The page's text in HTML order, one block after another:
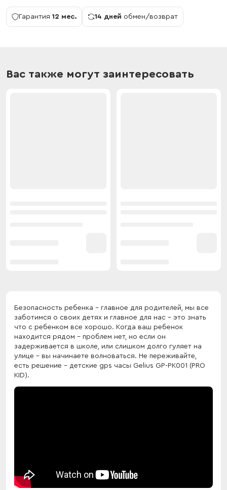
Гарантия 12 мес. 14 дней обмен/возврат
Вас также могут заинтересовать
Безопасность ребенка - главное для родителей, мы все
заботимся о своих детях и главное для нас - это знать
что с ребенком все хорошо. Когда ваш ребенок
находится рядом - проблем нет, но если он
задерживается в школе, или слишком долго гуляет на
улице - вы начинаете волноваться. Не переживайте,
есть решение - детские gps часы Gelius GP-PK001 (PRO
KID).